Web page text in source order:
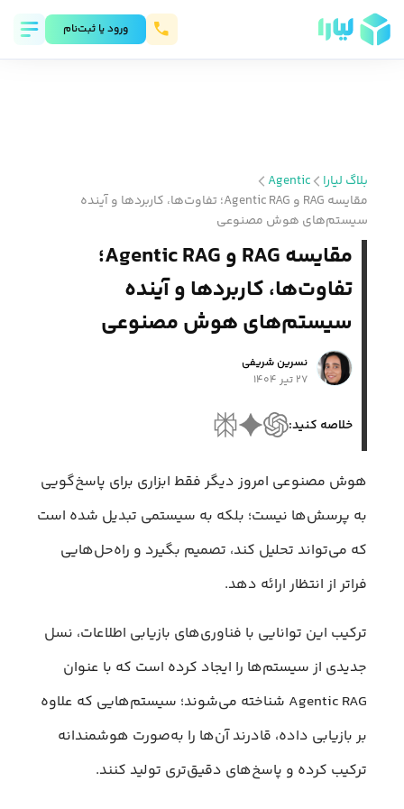
ورود يا ثبت‌نام
بلاگ لیارا
Agentic
مقایسه RAG و Agentic RAG؛ تفاوت‌ها، کاربردها و آینده
سیستم‌های هوش مصنوعی
مقایسه RAG و Agentic RAG؛
تفاوت‌ها، کاربردها و آینده
سیستم‌های هوش مصنوعی
نسرین شریفی
۲۷ تیر ۱۴۰۴
خلاصه کنید:
هوش مصنوعی امروز دیگر فقط ابزاری برای پاسخ‌گویی
به پرسش‌ها نیست؛ بلکه به سیستمی تبدیل شده است
که می‌تواند تحلیل کند، تصمیم بگیرد و راه‌حل‌هایی
فراتر از انتظار ارائه دهد.
ترکیب این توانایی با فناوری‌های بازیابی اطلاعات، نسل
جدیدی از سیستم‌ها را ایجاد کرده است که با عنوان
Agentic RAG شناخته می‌شوند؛ سیستم‌هایی که علاوه
بر بازیابی داده، قادرند آن‌ها را به‌صورت هوشمندانه
ترکیب کرده و پاسخ‌های دقیق‌تری تولید کنند.